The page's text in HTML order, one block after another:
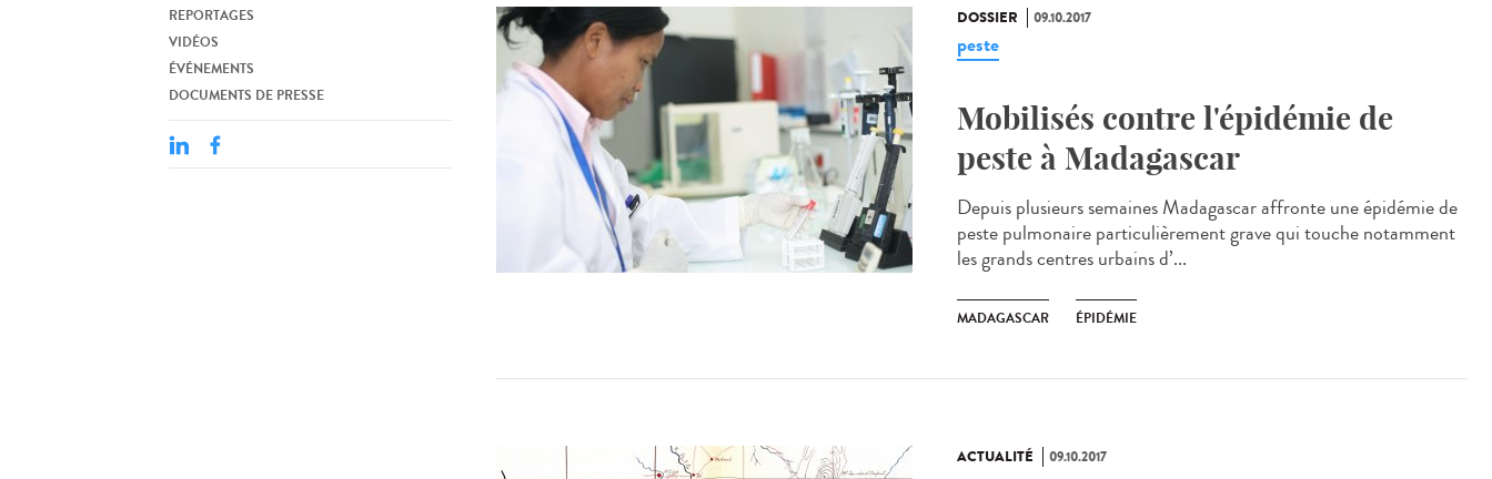
REPORTAGES
VIDÉOS
ÉVÉNEMENTS
DOCUMENTS DE PRESSE
DOSSIER 09.10.2017
peste
Mobilisés contre l'épidémie de
peste à Madagascar
Depuis plusieurs semaines Madagascar affronte une épidémie de
peste pulmonaire particulièrement grave qui touche notamment
les grands centres urbains d’...
MADAGASCAR ÉPIDÉMIE
ACTUALITÉ 09.10.2017